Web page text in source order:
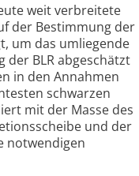
weit verbreitete
der Bestimmung der
um das umliegende
BLR abgeschätzt
in den Annahmen
schwarzen
mit der Masse des
und der
notwendigen